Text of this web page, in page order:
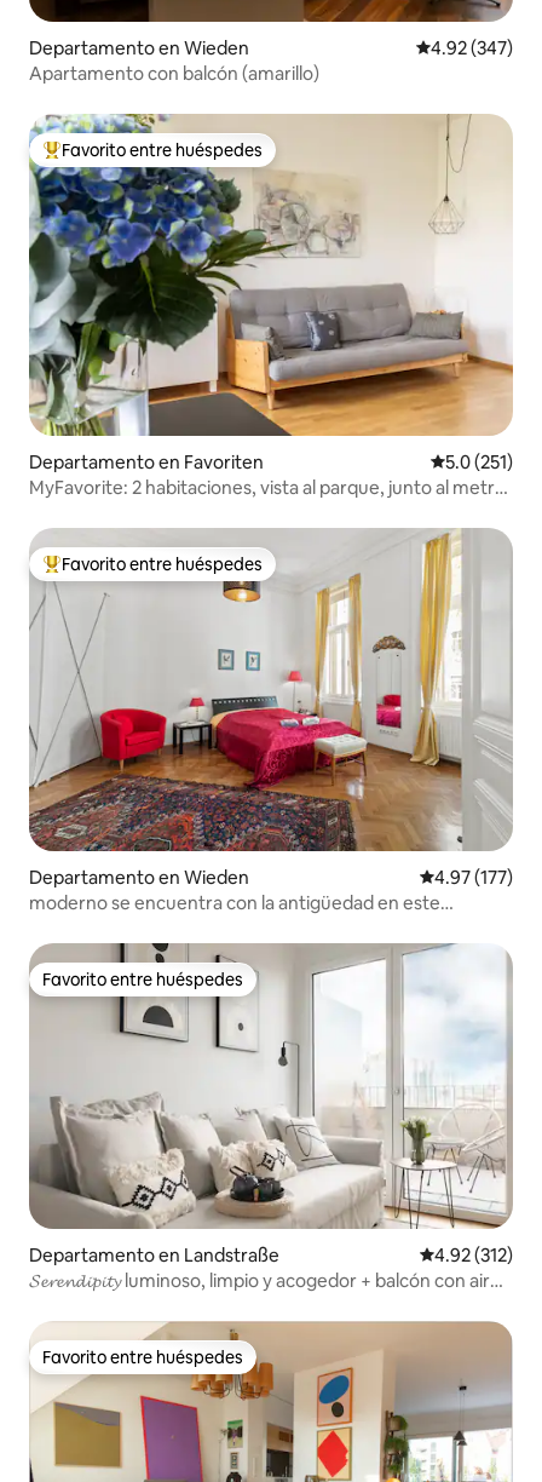
Departamento en Wieden Calificación
4.92 (347)
Apartamento con balcón (amarillo)
De los mejores en Favorito entre huéspedes
Favorito entre huéspedes
Departamento en Favoriten Calificación
5.0 (251)
MyFavorite: 2 habitaciones, vista al parque, junto al metro,
De los mejores en Favorito entre huéspedes
Favorito entre huéspedes
Departamento en Wieden Calificación
4.97 (177)
moderno se encuentra con la antigüedad en este
Favorito entre huéspedes
Favorito entre huéspedes
Departamento en Landstraße Calificación
4.92 (312)
𝓢𝓮𝓻𝓮𝓷𝓭𝓲𝓹𝓲𝓽𝔂 luminoso, limpio y acogedor + balcón con aire
Favorito entre huéspedes
Favorito entre huéspedes